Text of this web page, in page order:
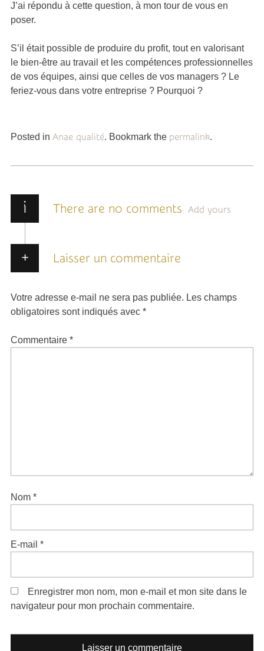
J’ai répondu à cette question, à mon tour de vous en
poser.
S’il était possible de produire du profit, tout en valorisant
le bien-être au travail et les compétences professionnelles
de vos équipes, ainsi que celles de vos managers ? Le
feriez-vous dans votre entreprise ? Pourquoi ?
Posted in Anae qualité. Bookmark the permalink.
i There are no comments Add yours
Laisser un commentaire
Votre adresse e-mail ne sera pas publiée. Les champs
obligatoires sont indiqués avec *
Commentaire *
Nom *
E-mail *
Enregistrer mon nom, mon e-mail et mon site dans le
navigateur pour mon prochain commentaire.